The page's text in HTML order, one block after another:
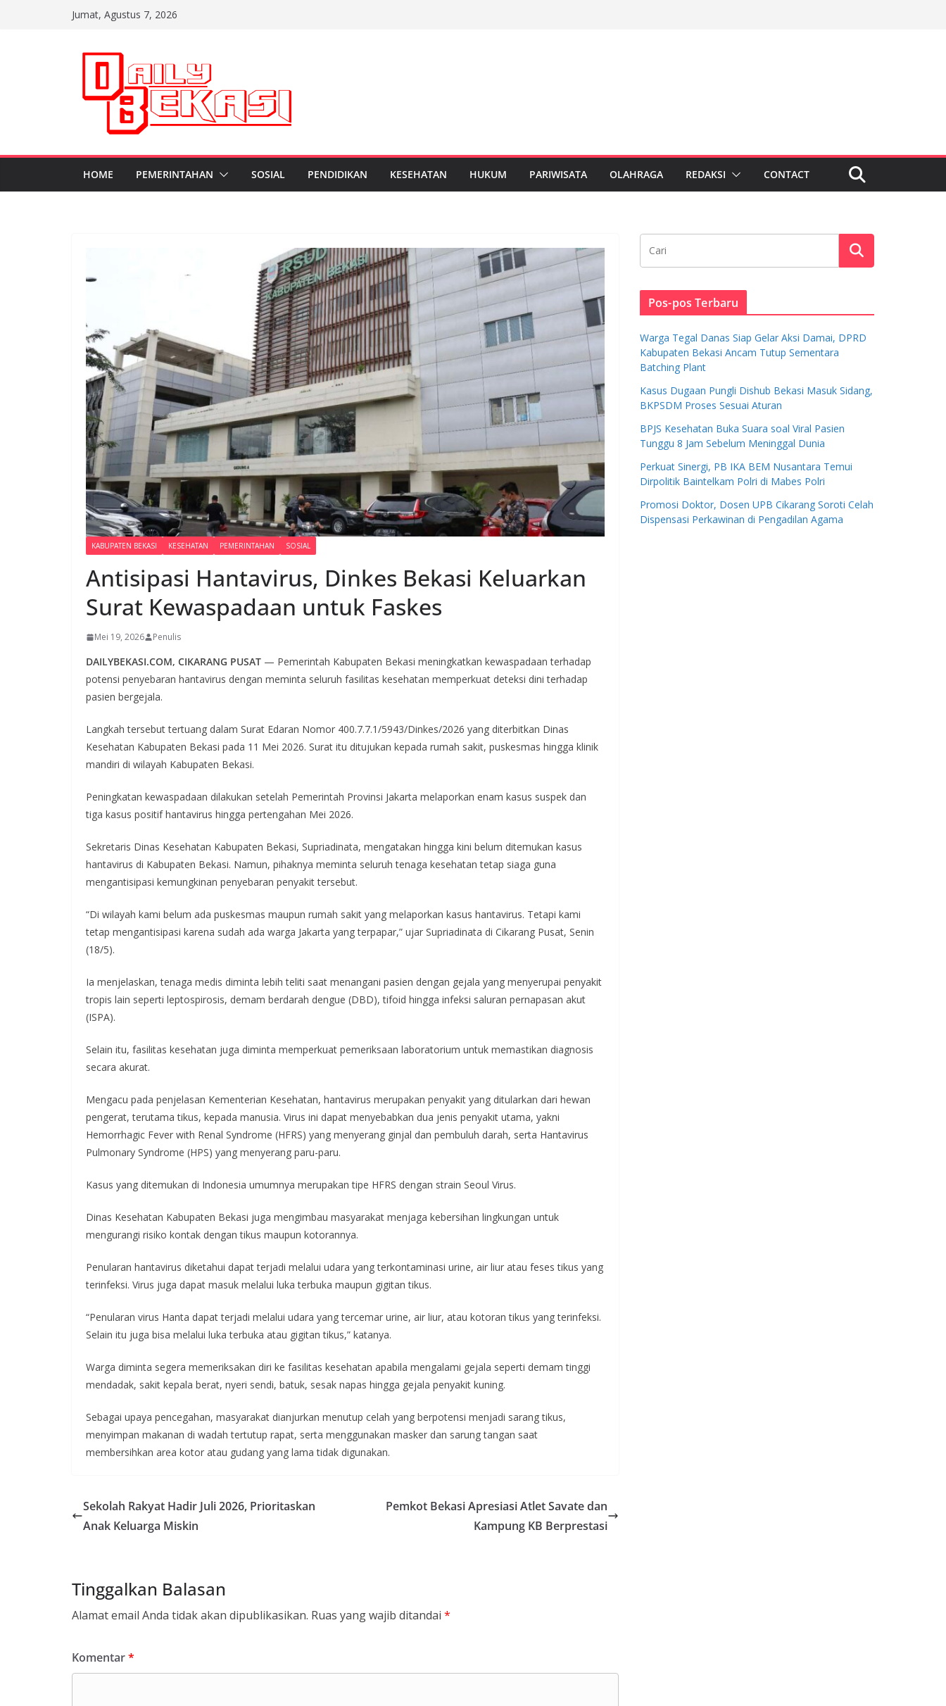
Jumat, Agustus 7, 2026
HOME PEMERINTAHAN SOSIAL PENDIDIKAN KESEHATAN HUKUM PARIWISATA OLAHRAGA REDAKSI CONTACT
KABUPATEN BEKASI KESEHATAN PEMERINTAHAN SOSIAL
Antisipasi Hantavirus, Dinkes Bekasi Keluarkan
Surat Kewaspadaan untuk Faskes
Mei 19, 2026 Penulis
DAILYBEKASI.COM, CIKARANG PUSAT — Pemerintah Kabupaten Bekasi meningkatkan kewaspadaan terhadap
potensi penyebaran hantavirus dengan meminta seluruh fasilitas kesehatan memperkuat deteksi dini terhadap
pasien bergejala.
Langkah tersebut tertuang dalam Surat Edaran Nomor 400.7.7.1/5943/Dinkes/2026 yang diterbitkan Dinas
Kesehatan Kabupaten Bekasi pada 11 Mei 2026. Surat itu ditujukan kepada rumah sakit, puskesmas hingga klinik
mandiri di wilayah Kabupaten Bekasi.
Peningkatan kewaspadaan dilakukan setelah Pemerintah Provinsi Jakarta melaporkan enam kasus suspek dan
tiga kasus positif hantavirus hingga pertengahan Mei 2026.
Sekretaris Dinas Kesehatan Kabupaten Bekasi, Supriadinata, mengatakan hingga kini belum ditemukan kasus
hantavirus di Kabupaten Bekasi. Namun, pihaknya meminta seluruh tenaga kesehatan tetap siaga guna
mengantisipasi kemungkinan penyebaran penyakit tersebut.
“Di wilayah kami belum ada puskesmas maupun rumah sakit yang melaporkan kasus hantavirus. Tetapi kami
tetap mengantisipasi karena sudah ada warga Jakarta yang terpapar,” ujar Supriadinata di Cikarang Pusat, Senin
(18/5).
Ia menjelaskan, tenaga medis diminta lebih teliti saat menangani pasien dengan gejala yang menyerupai penyakit
tropis lain seperti leptospirosis, demam berdarah dengue (DBD), tifoid hingga infeksi saluran pernapasan akut
(ISPA).
Selain itu, fasilitas kesehatan juga diminta memperkuat pemeriksaan laboratorium untuk memastikan diagnosis
secara akurat.
Mengacu pada penjelasan Kementerian Kesehatan, hantavirus merupakan penyakit yang ditularkan dari hewan
pengerat, terutama tikus, kepada manusia. Virus ini dapat menyebabkan dua jenis penyakit utama, yakni
Hemorrhagic Fever with Renal Syndrome (HFRS) yang menyerang ginjal dan pembuluh darah, serta Hantavirus
Pulmonary Syndrome (HPS) yang menyerang paru-paru.
Kasus yang ditemukan di Indonesia umumnya merupakan tipe HFRS dengan strain Seoul Virus.
Dinas Kesehatan Kabupaten Bekasi juga mengimbau masyarakat menjaga kebersihan lingkungan untuk
mengurangi risiko kontak dengan tikus maupun kotorannya.
Penularan hantavirus diketahui dapat terjadi melalui udara yang terkontaminasi urine, air liur atau feses tikus yang
terinfeksi. Virus juga dapat masuk melalui luka terbuka maupun gigitan tikus.
“Penularan virus Hanta dapat terjadi melalui udara yang tercemar urine, air liur, atau kotoran tikus yang terinfeksi.
Selain itu juga bisa melalui luka terbuka atau gigitan tikus,” katanya.
Warga diminta segera memeriksakan diri ke fasilitas kesehatan apabila mengalami gejala seperti demam tinggi
mendadak, sakit kepala berat, nyeri sendi, batuk, sesak napas hingga gejala penyakit kuning.
Sebagai upaya pencegahan, masyarakat dianjurkan menutup celah yang berpotensi menjadi sarang tikus,
menyimpan makanan di wadah tertutup rapat, serta menggunakan masker dan sarung tangan saat
membersihkan area kotor atau gudang yang lama tidak digunakan.
Sekolah Rakyat Hadir Juli 2026, Prioritaskan
Anak Keluarga Miskin
Pemkot Bekasi Apresiasi Atlet Savate dan
Kampung KB Berprestasi
Tinggalkan Balasan
Alamat email Anda tidak akan dipublikasikan. Ruas yang wajib ditandai *
Komentar*
Pos-pos Terbaru
Warga Tegal Danas Siap Gelar Aksi Damai, DPRD
Kabupaten Bekasi Ancam Tutup Sementara
Batching Plant
Kasus Dugaan Pungli Dishub Bekasi Masuk Sidang,
BKPSDM Proses Sesuai Aturan
BPJS Kesehatan Buka Suara soal Viral Pasien
Tunggu 8 Jam Sebelum Meninggal Dunia
Perkuat Sinergi, PB IKA BEM Nusantara Temui
Dirpolitik Baintelkam Polri di Mabes Polri
Promosi Doktor, Dosen UPB Cikarang Soroti Celah
Dispensasi Perkawinan di Pengadilan Agama